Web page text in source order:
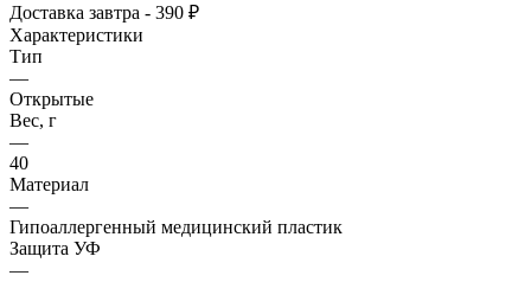
Доставка завтра - 390 ₽
Характеристики
Тип
—
Открытые
Вес, г
—
40
Материал
—
Гипоаллергенный медицинский пластик
Защита УФ
—